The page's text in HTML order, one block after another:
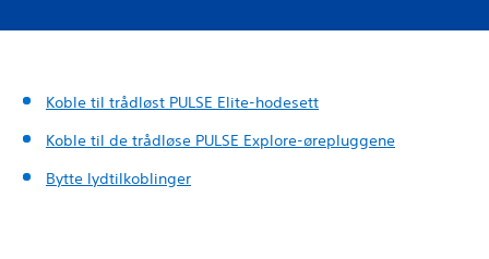
Koble til trådløst PULSE Elite-hodesett
Koble til de trådløse PULSE Explore-ørepluggene
Bytte lydtilkoblinger